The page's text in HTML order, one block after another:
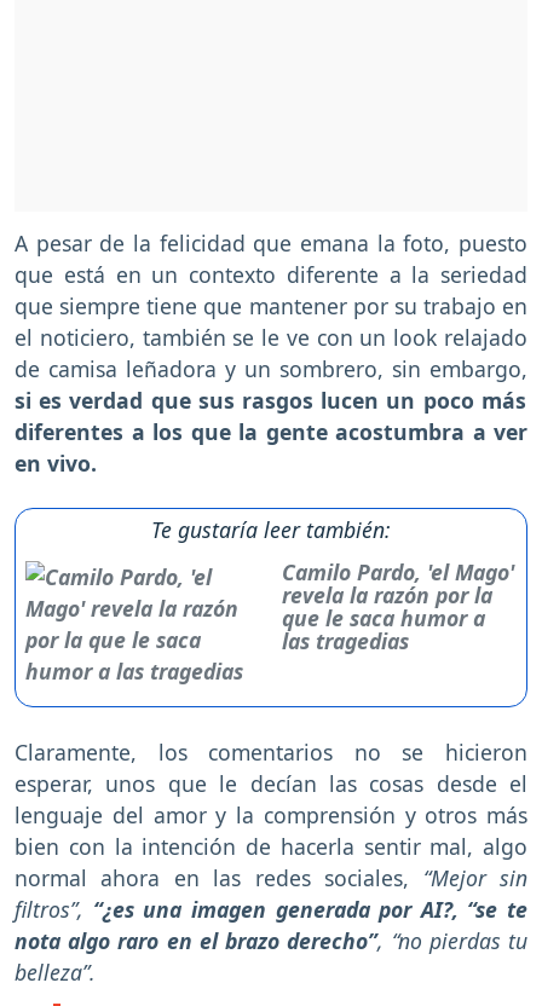
A pesar de la felicidad que emana la foto, puesto
que está en un contexto diferente a la seriedad
que siempre tiene que mantener por su trabajo en
el noticiero, también se le ve con un look relajado
de camisa leñadora y un sombrero, sin embargo,
si es verdad que sus rasgos lucen un poco más
diferentes a los que la gente acostumbra a ver
en vivo.
Te gustaría leer también:
Camilo Pardo, 'el Mago'
revela la razón por la
que le saca humor a
las tragedias
Claramente, los comentarios no se hicieron
esperar, unos que le decían las cosas desde el
lenguaje del amor y la comprensión y otros más
bien con la intención de hacerla sentir mal, algo
normal ahora en las redes sociales, “Mejor sin
filtros”, “¿es una imagen generada por AI?, “se te
nota algo raro en el brazo derecho”, “no pierdas tu
belleza”.